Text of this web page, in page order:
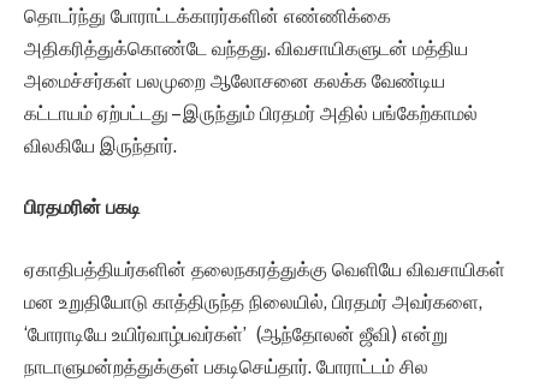
தொடர்ந்து போராட்டக்காரர்களின் எண்ணிக்கை
அதிகரித்துக்கொண்டே வந்தது. விவசாயிகளுடன் மத்திய
அமைச்சர்கள் பலமுறை ஆலோசனை கலக்க வேண்டிய
கட்டாயம் ஏற்பட்டது – இருந்தும் பிரதமர் அதில் பங்கேற்காமல்
விலகியே இருந்தார்.
பிரதமரின் பகடி
ஏகாதிபத்தியர்களின் தலைநகரத்துக்கு வெளியே விவசாயிகள்
மன உறுதியோடு காத்திருந்த நிலையில், பிரதமர் அவர்களை,
‘போராடியே உயிர்வாழ்பவர்கள்’ (ஆந்தோலன் ஜீவி) என்று
நாடாளுமன்றத்துக்குள் பகடிசெய்தார். போராட்டம் சில